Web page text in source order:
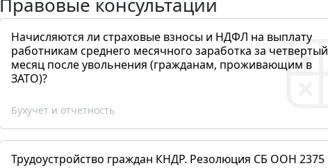
Начисляются ли страховые взносы и НДФЛ на выплату
работникам среднего месячного заработка за четвертый
месяц после увольнения (гражданам, проживающим в
ЗАТО)?
Бухучет и отчетность
Трудоустройство граждан КНДР. Резолюция СБ ООН 2375